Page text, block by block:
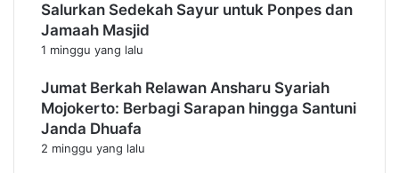
Salurkan Sedekah Sayur untuk Ponpes dan
Jamaah Masjid
1 minggu yang lalu
Jumat Berkah Relawan Ansharu Syariah
Mojokerto: Berbagi Sarapan hingga Santuni
Janda Dhuafa
2 minggu yang lalu